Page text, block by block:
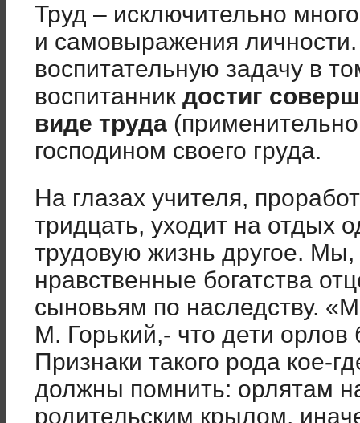
Труд – исключительно
и самовыражения
воспитательную задачу в
воспитанник достиг
виде труда
господином своего груда.
На глазах учителя,
тридцать, уходит на отдых
трудовую жизнь другое.
нравственные богатства
сыновьям по наследству.
М. Горький,- что дети орлов
Признаки такого рода
должны помнить: орлятам
родительским крылом,